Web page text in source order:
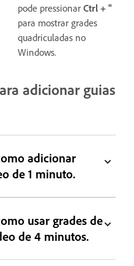
pode pressionar Ctrl + "
para mostrar grades
quadriculadas no
Windows.
adicionar guias
adicionar
de 1 minuto.
usar grades de
de 4 minutos.